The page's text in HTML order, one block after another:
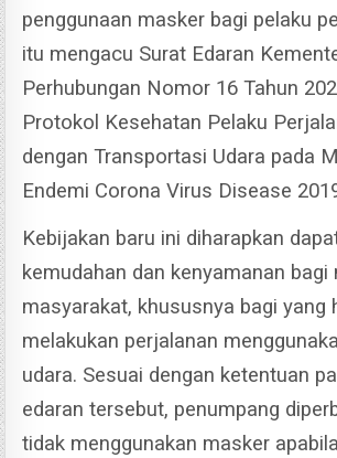
penggunaan masker bagi pelaku
itu mengacu Surat Edaran
Perhubungan Nomor 16 Tahun
Protokol Kesehatan Pelaku
dengan Transportasi Udara pada
Endemi Corona Virus Disease
Kebijakan baru ini diharapkan
kemudahan dan kenyamanan bagi
masyarakat, khususnya bagi yang
melakukan perjalanan
udara. Sesuai dengan ketentuan
edaran tersebut, penumpang
tidak menggunakan masker